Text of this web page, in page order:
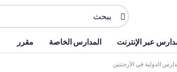
البحث
عن:
عبر الإنترنت المدارس الخاصة مقرر
الدولية في الأرجنتين